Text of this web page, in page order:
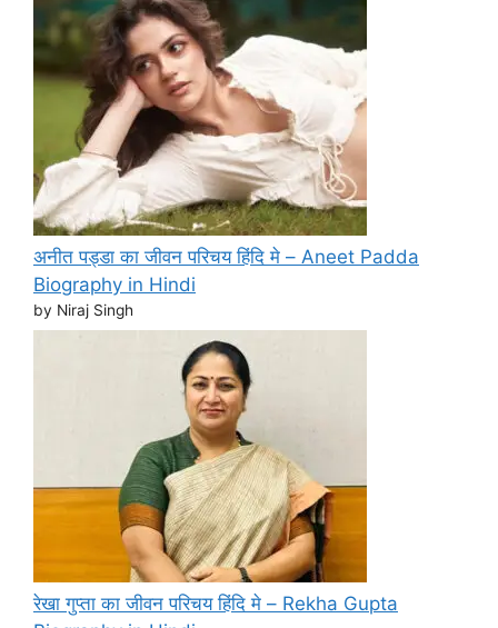
अनीत पड्डा का जीवन परिचय हिंदि मे – Aneet Padda
Biography in Hindi
by Niraj Singh
रेखा गुप्ता का जीवन परिचय हिंदि मे – Rekha Gupta